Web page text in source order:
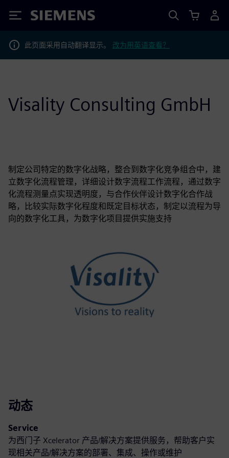
Siemens
此页面采用自动翻译显示。 改为用英语查看？
Visality Consulting GmbH
制定公司特定的数字化战略，整合到数字化竞争组合中，建
立数字化流程管理，详细设计数字流程工作流程，通过数字
化流程测量点实现透明度，与合作伙伴设计数字化合作战
略，比较实际数字化程度和既定目标状态，制定以流程为导
向的数字化工具，为数字化项目提供实施支持
动态
Service
为西门子 Xcelerator 产品/解决方案提供服务，帮助客户实
现相关产品/解决方案的部署、集成、操作或维护